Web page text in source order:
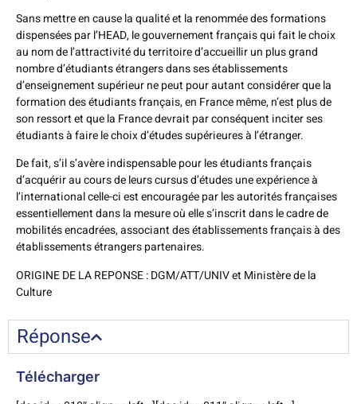
Sans mettre en cause la qualité et la renommée des formations
dispensées par l’HEAD, le gouvernement français qui fait le choix
au nom de l’attractivité du territoire d’accueillir un plus grand
nombre d’étudiants étrangers dans ses établissements
d’enseignement supérieur ne peut pour autant considérer que la
formation des étudiants français, en France même, n’est plus de
son ressort et que la France devrait par conséquent inciter ses
étudiants à faire le choix d’études supérieures à l’étranger.
De fait, s’il s’avère indispensable pour les étudiants français
d’acquérir au cours de leurs cursus d’études une expérience à
l’international celle-ci est encouragée par les autorités françaises
essentiellement dans la mesure où elle s’inscrit dans le cadre de
mobilités encadrées, associant des établissements français à des
établissements étrangers partenaires.
ORIGINE DE LA REPONSE : DGM/ATT/UNIV et Ministère de la
Culture
Réponse
Télécharger